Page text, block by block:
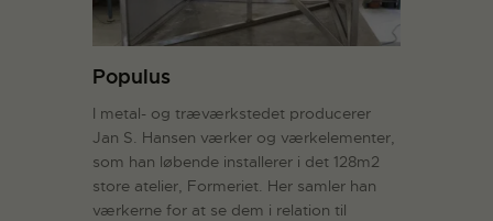
Populus
I metal- og træværkstedet producerer
Jan S. Hansen værker og værkelementer,
som han løbende installerer i det 128m2
store atelier, Formeriet. Her samler han
værkerne for at se dem i relation til